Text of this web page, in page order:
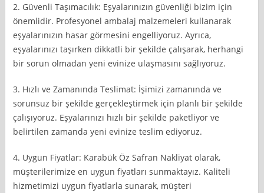
2. Güvenli Taşımacılık: Eşyalarınızın güvenliği bizim için
önemlidir. Profesyonel ambalaj malzemeleri kullanarak
eşyalarınızın hasar görmesini engelliyoruz. Ayrıca,
eşyalarınızı taşırken dikkatli bir şekilde çalışarak, herhangi
bir sorun olmadan yeni evinize ulaşmasını sağlıyoruz.
3. Hızlı ve Zamanında Teslimat: İşimizi zamanında ve
sorunsuz bir şekilde gerçekleştirmek için planlı bir şekilde
çalışıyoruz. Eşyalarınızı hızlı bir şekilde paketliyor ve
belirtilen zamanda yeni evinize teslim ediyoruz.
4. Uygun Fiyatlar: Karabük Öz Safran Nakliyat olarak,
müşterilerimize en uygun fiyatları sunmaktayız. Kaliteli
hizmetimizi uygun fiyatlarla sunarak, müşteri